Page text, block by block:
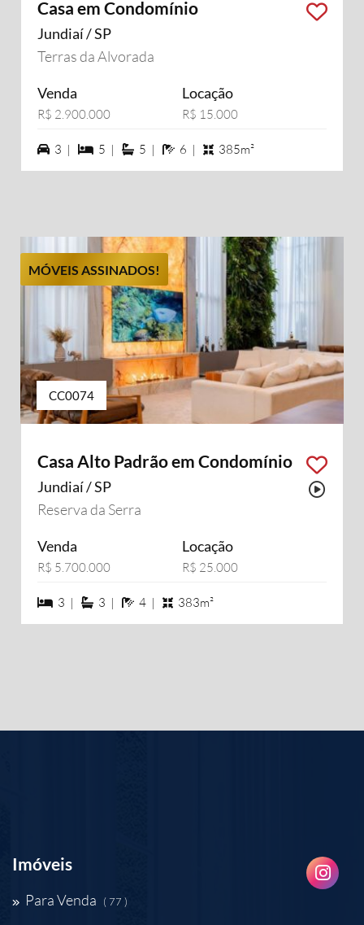
Casa em Condomínio
Jundiaí / SP
Terras da Alvorada
Venda
R$ 2.900.000
Locação
R$ 15.000
3 vagas na garagem
3 | 5 dormiórios
5 | 5 suítes
5 | 6 banheiros
6 | 385m²
MÓVEIS ASSINADOS!
CC0074
Casa Alto Padrão em Condomínio
Jundiaí / SP
Reserva da Serra
Venda
R$ 5.700.000
Locação
R$ 25.000
3 dormiórios
3 | 3 suítes
3 | 4 banheiros
4 | 383m²
Imóveis
Para Venda ( 77 )